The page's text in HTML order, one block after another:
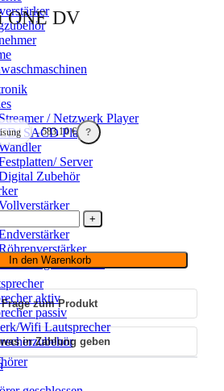
/ Netzwerk Player
SACD Player
Server
Zubehör
Streaming Verstärker
aktiv
passiv
Wifi Lautsprecher
ONE DV
→583,10€ ?
In den Warenkorb
Frage zum Produkt
in Zahlung geben